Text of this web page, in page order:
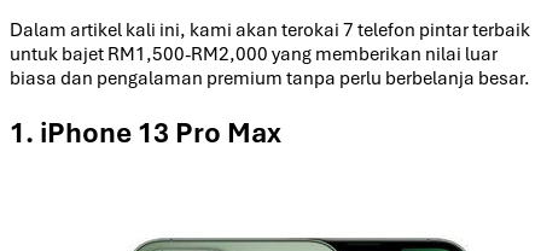
Dalam artikel kali ini, kami akan terokai 7 telefon pintar terbaik
untuk bajet RM1,500-RM2,000 yang memberikan nilai luar
biasa dan pengalaman premium tanpa perlu berbelanja besar.
1. iPhone 13 Pro Max